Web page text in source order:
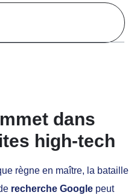
dans
high-tech
règne en maître, la bataille
recherche Google peut